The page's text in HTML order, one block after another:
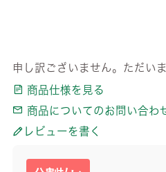
申し訳ございません。ただい
商品仕様を見る
商品についてのお問い合わ
レビューを書く